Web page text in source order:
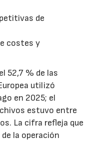
de
costes y
52,7 % de las
utilizó
en 2025; el
estuvo entre
La cifra refleja que
la operación